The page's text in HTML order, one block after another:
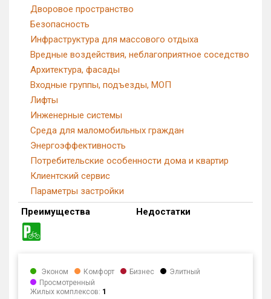
Дворовое пространство
Безопасность
Инфраструктура для массового отдыха
Вредные воздействия, неблагоприятное соседство
Архитектура, фасады
Входные группы, подъезды, МОП
Лифты
Инженерные системы
Среда для маломобильных граждан
Энергоэффективность
Потребительские особенности дома и квартир
Клиентский сервис
Параметры застройки
Преимущества
Недостатки
Эконом Комфорт Бизнес
Элитный
Просмотренный
Жилых комплексов: 1